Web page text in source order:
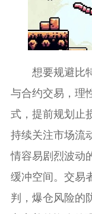
想要规避比
与合约交易，理
式，提前规划止
持续关注市场流
情容易剧烈波动
缓冲空间。交易
判，爆仓风险的